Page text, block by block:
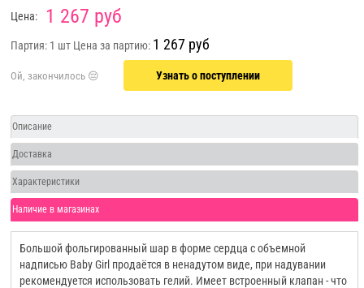
Цена: 1 267 руб
Партия: 1 шт Цена за партию: 1 267 руб
Узнать о поступлении
Описание
Доставка
Характеристики
Наличие в магазинах
Большой фольгированный шар в форме сердца с объемной
надписью Baby Girl продаётся в ненадутом виде, при надувании
рекомендуется использовать гелий. Имеет встроенный клапан - что